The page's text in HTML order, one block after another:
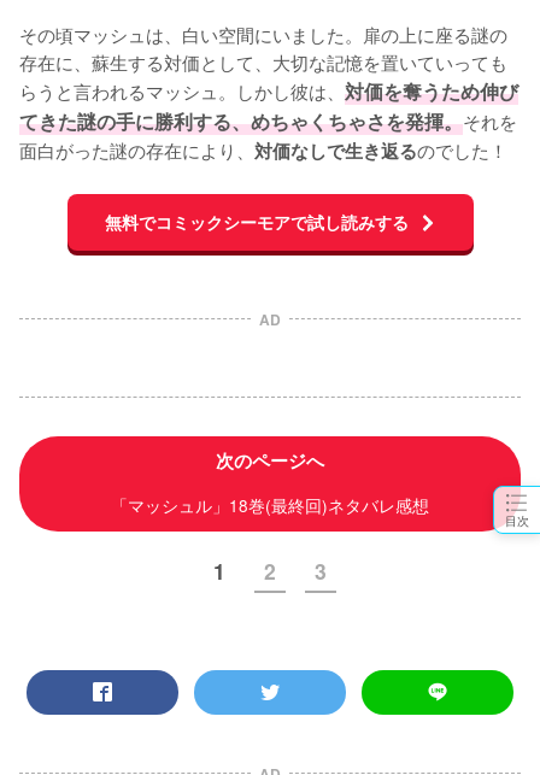
目次
その頃マッシュは、白い空間にいました。扉の上に座る謎の
存在に、蘇生する対価として、大切な記憶を置いていっても
らうと言われるマッシュ。しかし彼は、 対価を奪うため伸び
てきた謎の手に勝利する、めちゃくちゃさを発揮。それを
面白がった謎の存在により、 対価なしで生き返るのでした！
無料でコミックシーモアで試し読みする
AD
次のページへ
「マッシュル」18巻(最終回)ネタバレ感想
1 2 3